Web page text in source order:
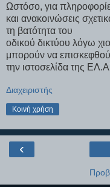
Ωστόσο, για
και ανακοινώσεις
τη βατότητα του
οδικού δικτύου λόγω
μπορούν να
την ιστοσελίδα της
Διαχειριστής
Κοινή χρήση
‹